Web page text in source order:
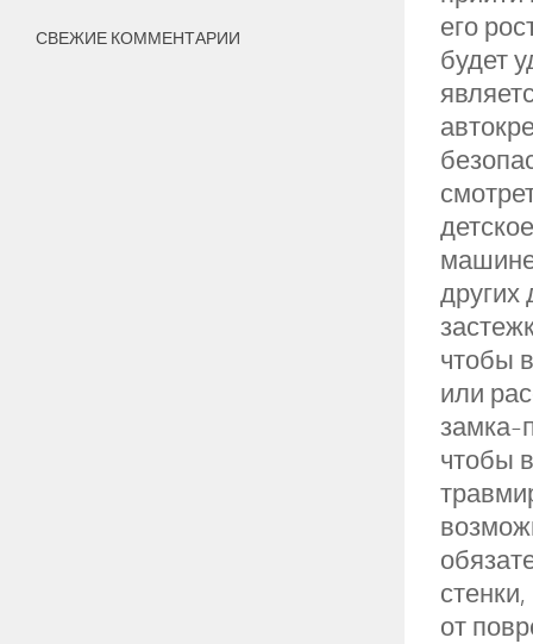
его
будет
машине
чтобы
или
замка-
чтобы
от
СВЕЖИЕ КОММЕНТАРИИ